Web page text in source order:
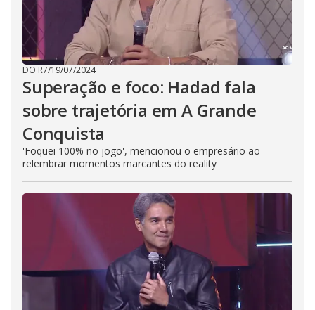
DO R7/19/07/2024
Superação e foco: Hadad fala
sobre trajetória em A Grande
Conquista
'Foquei 100% no jogo', mencionou o empresário ao
relembrar momentos marcantes do reality